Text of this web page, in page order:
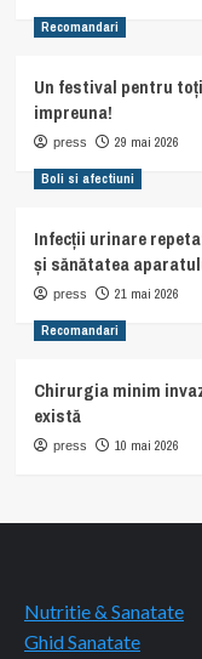
Recomandari
Un festival pentru
impreuna!
press 29 mai 2026
Boli si afectiuni
Infecții urinare
și sănătatea
press 21 mai 2026
Recomandari
Chirurgia minim
există
press 10 mai 2026
Nutritie & Sanatate
Ghid Sanatate